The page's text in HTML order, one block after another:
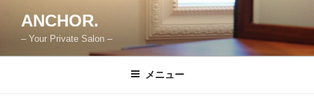
ン
ANCHOR.
– Your Private Salon –
メニュー